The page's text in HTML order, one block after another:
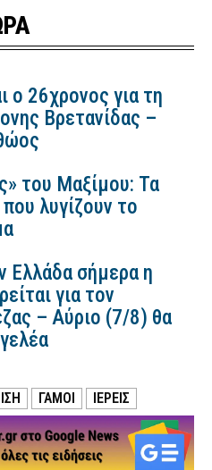
ο 26χρονος για τη
Βρετανίδας –
του Μαξίμου: Τα
λυγίζουν το
Ελλάδα σήμερα η
για τον
– Αύριο (7/8) θα
ΓΆΜΟΙ ΙΕΡΕΙΣ